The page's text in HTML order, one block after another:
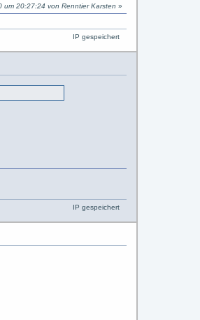
um 20:27:24 von Renntier Karsten »
IP gespeichert
IP gespeichert